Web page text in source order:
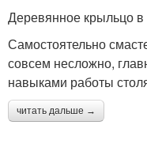
Деревянное крыльцо
Самостоятельно
совсем несложно,
навыками работы
читать дальше →